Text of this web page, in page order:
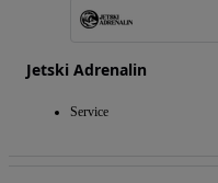
Jetski Adrenalin
Service